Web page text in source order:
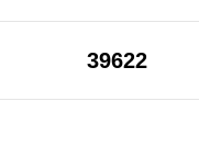
39622